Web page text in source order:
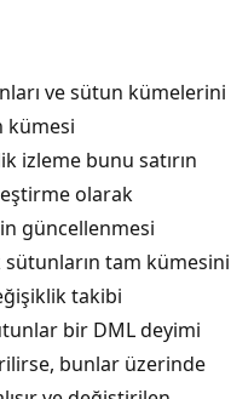
ve sütun kümelerini
kümesi
izleme bunu satırın
olarak
güncellenmesi
sütunların tam kümesini
takibi
bir DML deyimi
bunlar üzerinde